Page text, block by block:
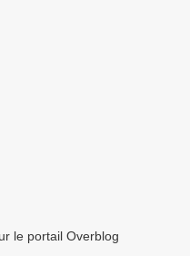
le portail Overblog